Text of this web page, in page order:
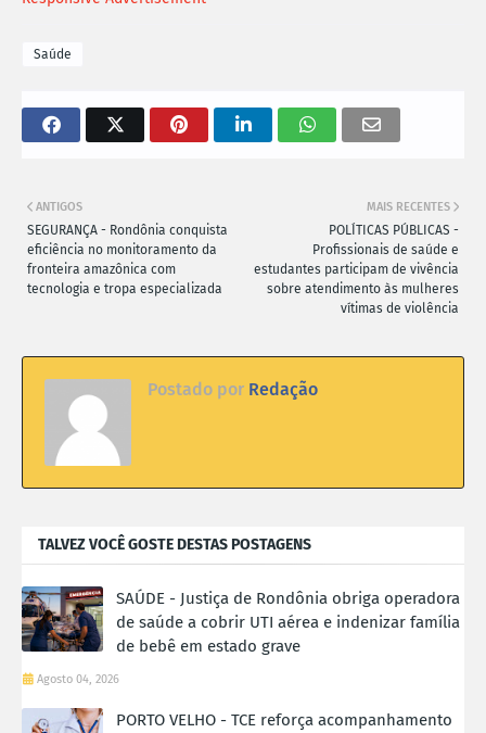
Saúde
MAIS RECENTES
POLÍTICAS PÚBLICAS -
Profissionais de saúde e
estudantes participam de vivência
sobre atendimento às mulheres
vítimas de violência
ANTIGOS
SEGURANÇA - Rondônia conquista
eficiência no monitoramento da
fronteira amazônica com
tecnologia e tropa especializada
Postado por Redação
TALVEZ VOCÊ GOSTE DESTAS POSTAGENS
SAÚDE - Justiça de Rondônia obriga operadora
de saúde a cobrir UTI aérea e indenizar família
de bebê em estado grave
Agosto 04, 2026
PORTO VELHO - TCE reforça acompanhamento